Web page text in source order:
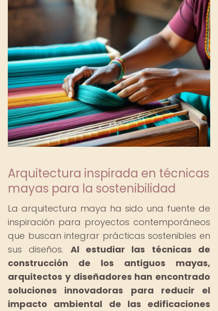
Arquitectura inspirada en técnicas
mayas para la sostenibilidad
La arquitectura maya ha sido una fuente de
inspiración para proyectos contemporáneos
que buscan integrar prácticas sostenibles en
sus diseños. Al estudiar las técnicas de
construcción de los antiguos mayas,
arquitectos y diseñadores han encontrado
soluciones innovadoras para reducir el
impacto ambiental de las edificaciones